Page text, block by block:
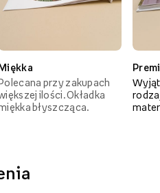
Miękka
Polecana przy zakupach
ilości. Okładka
błyszcząca.